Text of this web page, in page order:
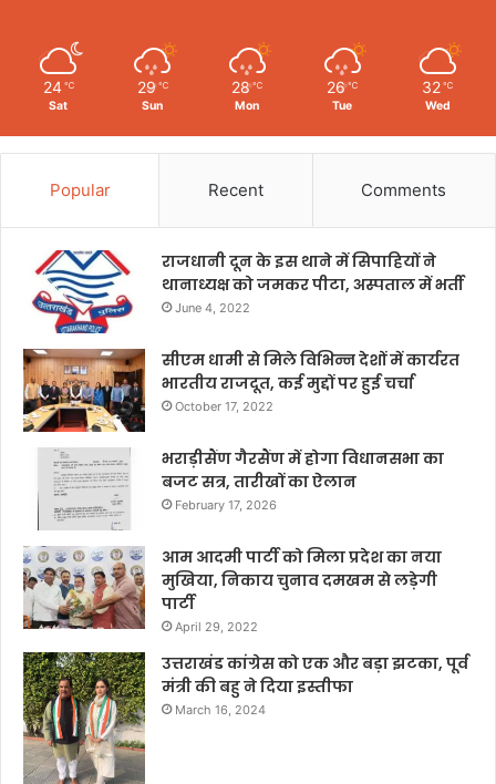
24 ℃
Sat
29 ℃
Sun
28 ℃
Mon
26 ℃
Tue
32 ℃
Wed
Popular Recent Comments
राजधानी दून के इस थाने में सिपाहियों ने
थानाध्यक्ष को जमकर पीटा, अस्पताल में भर्ती
June 4, 2022
सीएम धामी से मिले विभिन्न देशों में कार्यरत
भारतीय राजदूत, कई मुद्दों पर हुई चर्चा
October 17, 2022
भराड़ीसैंण गैरसैंण में होगा विधानसभा का
बजट सत्र, तारीखों का ऐलान
February 17, 2026
आम आदमी पार्टी को मिला प्रदेश का नया
मुखिया, निकाय चुनाव दमखम से लड़ेगी
पार्टी
April 29, 2022
उत्तराखंड कांग्रेस को एक और बड़ा झटका, पूर्व
मंत्री की बहु ने दिया इस्तीफा
March 16, 2024